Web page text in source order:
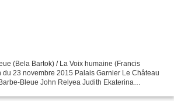
(Bela Bartok) / La Voix humaine (Francis
23 novembre 2015 Palais Garnier Le Château
Bleue John Relyea Judith Ekaterina